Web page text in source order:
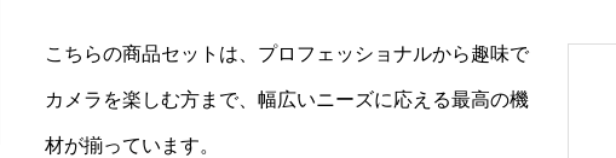
こちらの商品セットは、プロフェッショナルから趣味で
カメラを楽しむ方まで、幅広いニーズに応える最高の機
材が揃っています。